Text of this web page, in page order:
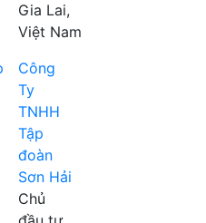
Gia Lai,
Việt Nam
Công
Ty
TNHH
Tập
đoàn
Sơn Hải
Chủ